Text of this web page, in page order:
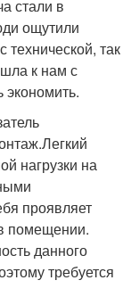
стали в
ощутили
технической, так
к нам с
нагрузки на
проявляет
помещении.
данного
требуется